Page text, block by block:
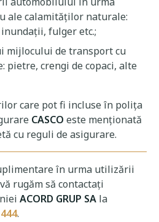
ale calamităților naturale:
fulger etc.;
mijlocului de transport cu
pietre, crengi de copaci, alte
care pot fi incluse în polița
CASCO este menționată
cu reguli de asigurare.
în urma utilizării
rugăm să contactați
ACORD GRUP SA la
.